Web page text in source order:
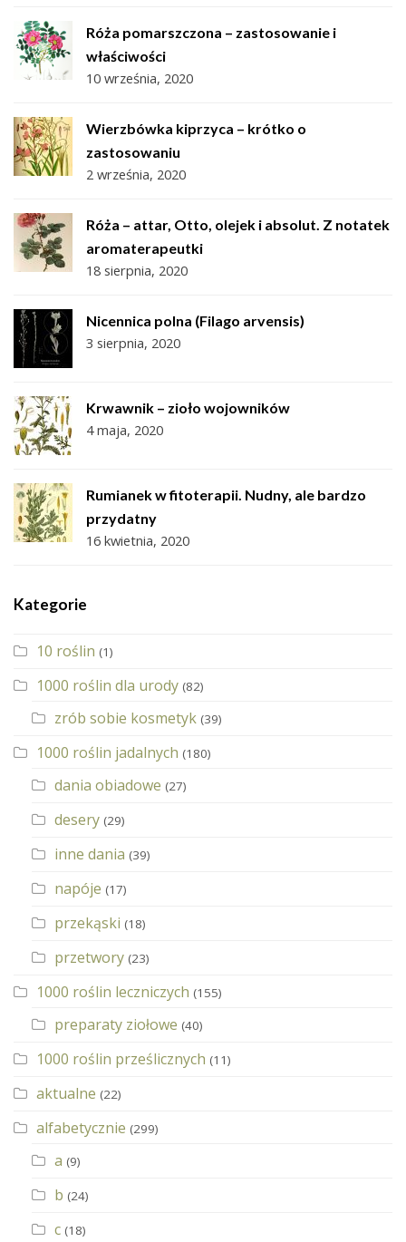
Róża pomarszczona – zastosowanie i
właściwości
10 września, 2020
Wierzbówka kiprzyca – krótko o
zastosowaniu
2 września, 2020
Róża – attar, Otto, olejek i absolut. Z notatek
aromaterapeutki
18 sierpnia, 2020
Nicennica polna (Filago arvensis)
3 sierpnia, 2020
Krwawnik – zioło wojowników
4 maja, 2020
Rumianek w fitoterapii. Nudny, ale bardzo
przydatny
16 kwietnia, 2020
Kategorie
10 roślin (1)
1000 roślin dla urody (82)
zrób sobie kosmetyk (39)
1000 roślin jadalnych (180)
dania obiadowe (27)
desery (29)
inne dania (39)
napóje (17)
przekąski (18)
przetwory (23)
1000 roślin leczniczych (155)
preparaty ziołowe (40)
1000 roślin prześlicznych (11)
aktualne (22)
alfabetycznie (299)
a (9)
b (24)
c (18)